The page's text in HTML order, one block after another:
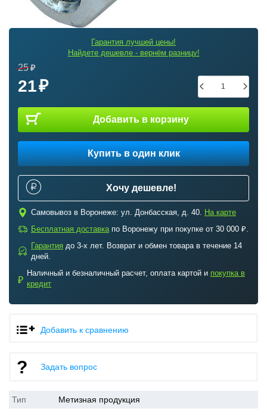
Гарантия лучшей цены!
Найдете дешевле - вернём разницу!
25
21
Добавить в корзину
Купить в один клик
Хочу дешевле!
c Самовывоз в Воронеже: ул. Донбасская, д. 40. На карте
a Бесплатная доставкапо Воронежу при покупке от 30 000 ₽.
b
Гарантия до 3-х лет. Возврат и обмен товара в течение 14
дней.
₽
Наличный и безналичный расчет, оплата картой и покупка в
кредит
Добавить к сравнению
Задать вопрос
Тип Метизная продукция